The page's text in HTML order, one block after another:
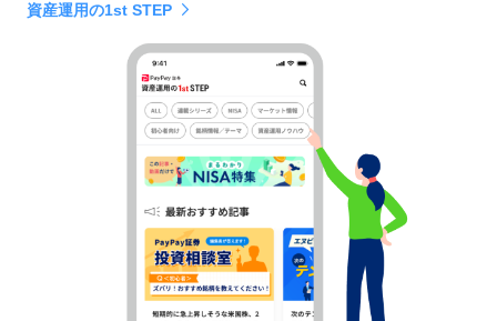
資産運用の1st STEP